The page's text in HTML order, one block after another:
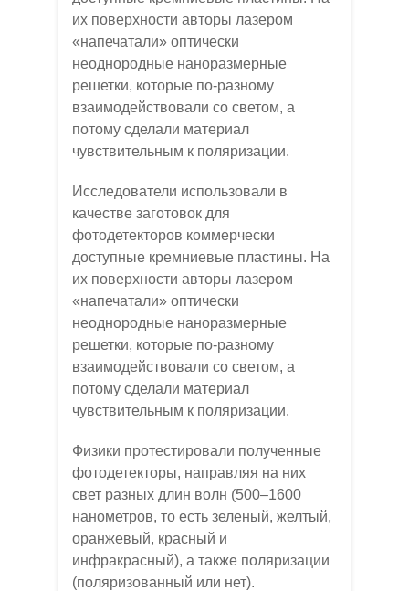
их поверхности авторы лазером
«напечатали» оптически
неоднородные наноразмерные
решетки, которые по-разному
взаимодействовали со светом, а
потому сделали материал
чувствительным к поляризации.
Исследователи использовали в
качестве заготовок для
фотодетекторов коммерчески
доступные кремниевые пластины. На
их поверхности авторы лазером
«напечатали» оптически
неоднородные наноразмерные
решетки, которые по-разному
взаимодействовали со светом, а
потому сделали материал
чувствительным к поляризации.
Физики протестировали полученные
фотодетекторы, направляя на них
свет разных длин волн (500–1600
нанометров, то есть зеленый, желтый,
оранжевый, красный и
инфракрасный), а также поляризации
(поляризованный или нет).